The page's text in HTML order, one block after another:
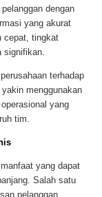
dengan
yang akurat
cepat, tingkat
signifikan.
terhadap
menggunakan
yang
tim.
yang dapat
Salah satu
pelanggan.